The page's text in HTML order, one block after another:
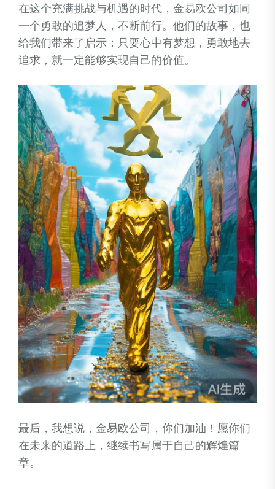
在这个充满挑战与机遇的时代，金易欧公司如同
一个勇敢的追梦人，不断前行。他们的故事，也
给我们带来了启示：只要心中有梦想，勇敢地去
追求，就一定能够实现自己的价值。
最后，我想说，金易欧公司，你们加油！愿你们
在未来的道路上，继续书写属于自己的辉煌篇
章。